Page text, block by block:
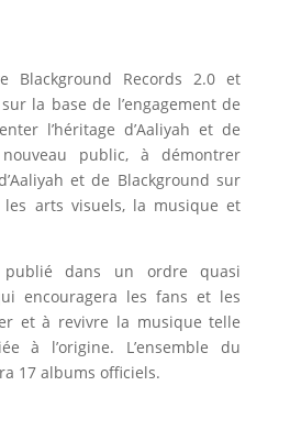
Blackground Records 2.0 et
la base de l’engagement de
l’héritage d’Aaliyah et de
public, à démontrer
et de Blackground sur
arts visuels, la musique et
publié dans un ordre quasi
encouragera les fans et les
et à revivre la musique telle
à l’origine. L’ensemble du
17 albums officiels.